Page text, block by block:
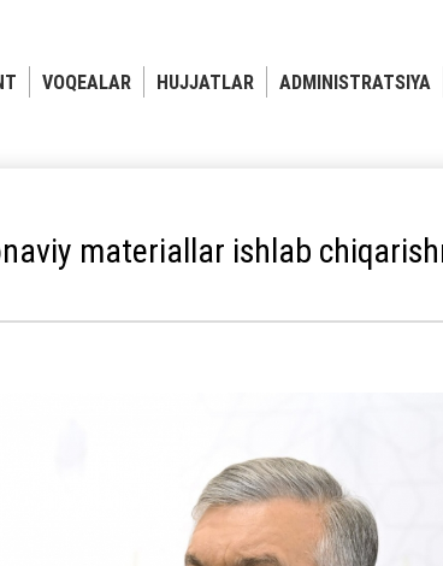
VOQEALAR HUJJATLAR ADMINISTRATSIYA
materiallar ishlab